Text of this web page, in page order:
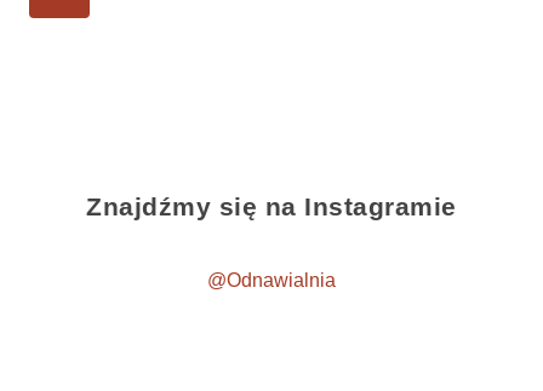
Znajdźmy się na Instagramie
@Odnawialnia